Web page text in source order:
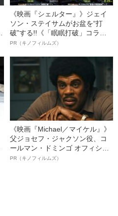
《映画『シェルター』》ジェイ
ソン・ステイサムがお盆を“打
破”する!!《「眠眠打破」コラ
ボ》
PR（キノフィルムズ）
《映画『Michael／マイケル』》
父ジョセフ・ジャクソン役、コ
ールマン・ドミンゴ オフィシャ
ルインタビュー“観客を魅了した
PR（キノフィルムズ）